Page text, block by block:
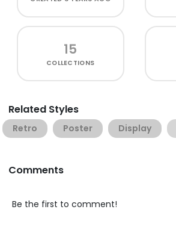
15
COLLECTIONS
Related Styles
Retro Poster Display
Comments
Be the first to comment!